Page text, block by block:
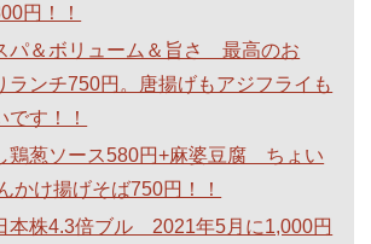
円！！
パ＆ボリューム＆旨さ 最高のお
ランチ750円。唐揚げもアジフライも
です！！
鶏葱ソース580円+麻婆豆腐 ちょい
かけ揚げそば750円！！
本株4.3倍ブル 2021年5月に1,000円